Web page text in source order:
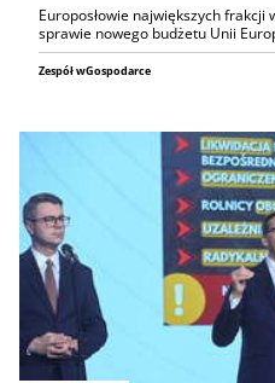
Europosłowie największych frakcji
sprawie nowego budżetu Unii
Zespół wGospodarce